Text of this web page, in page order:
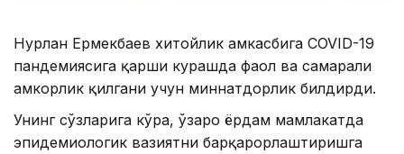
Нурлан Ермекбаев хитойлик ҳамкасбига COVID-19
пандемиясига қарши курашда фаол ва самарали
ҳамкорлик қилгани учун миннатдорлик билдирди.
Унинг сўзларига кўра, ўзаро ёрдам мамлакатда
эпидемиологик вазиятни барқарорлаштиришга